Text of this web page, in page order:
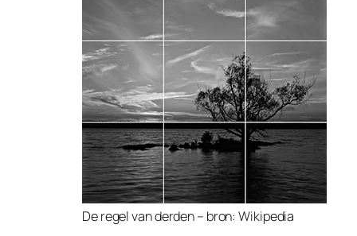
De regel van derden – bron: Wikipedia